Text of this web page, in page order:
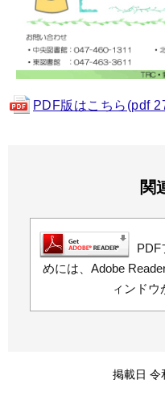
PDF版はこちら(pdf
関
PDF
めには、Adobe
ィンドウ
掲載日 令